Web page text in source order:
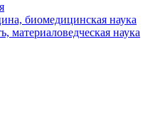
биомедицинская наука
материаловедческая наука